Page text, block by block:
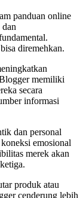
panduan online
diremehkan.
memiliki
secara
informasi
dan personal
emosional
merek akan
produk atau
cenderung lebih